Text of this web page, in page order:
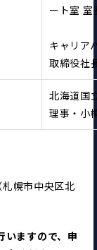
ート室 室
キャリア
取締役社
北海道国
理事・小
（札幌市中央区北
いますので、申